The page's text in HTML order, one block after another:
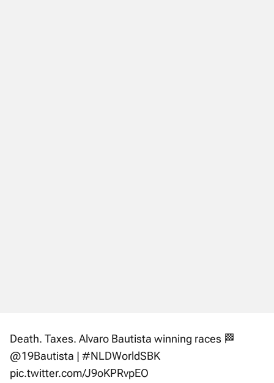
Death. Taxes. Alvaro Bautista winning races 🏁
@19Bautista | #NLDWorldSBK
pic.twitter.com/J9oKPRvpEO